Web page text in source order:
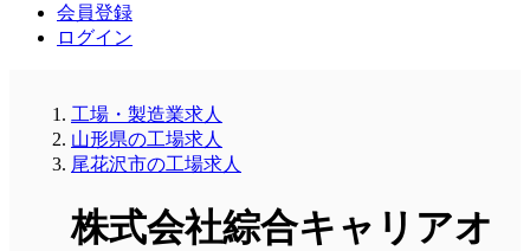
会員登録
ログイン
工場・製造業求人
山形県の工場求人
尾花沢市の工場求人
株式会社綜合キャリアオ